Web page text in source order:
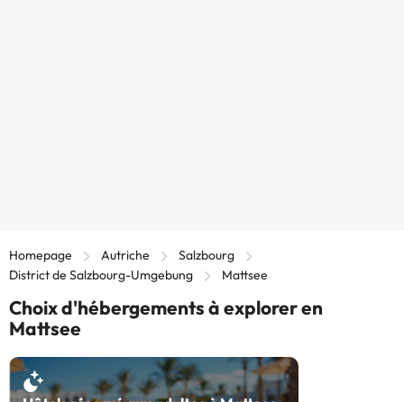
Homepage Autriche
Salzbourg
District de Salzbourg-Umgebung
Mattsee
Choix d'hébergements à explorer en
Mattsee